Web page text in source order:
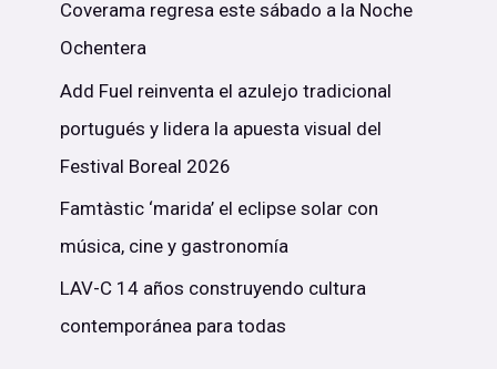
Coverama regresa este sábado a la Noche
Ochentera
Add Fuel reinventa el azulejo tradicional
portugués y lidera la apuesta visual del
Festival Boreal 2026
Famtàstic ‘marida’ el eclipse solar con
música, cine y gastronomía
LAV-C 14 años construyendo cultura
contemporánea para todas